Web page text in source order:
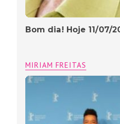
Bom dia! Hoje 11/07/
MIRIAM FREITAS